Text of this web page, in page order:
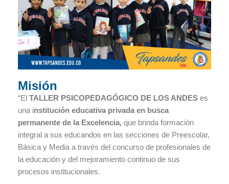
Misión
“El TALLER PSICOPEDAGÓGICO DE LOS ANDES es
una institución educativa privada en busca
permanente de la Excelencia, que brinda formación
integral a sus educandos en las secciones de Preescolar,
Básica y Media a través del concurso de profesionales de
la educación y del mejoramiento continuo de sus
procesos institucionales.